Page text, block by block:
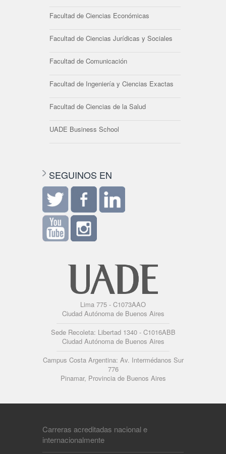
Facultad de Ciencias Económicas
Facultad de Ciencias Jurídicas y Sociales
Facultad de Comunicación
Facultad de Ingeniería y Ciencias Exactas
Facultad de Ciencias de la Salud
UADE Business School
SEGUINOS EN
Lima 775 - C1073AAO
Ciudad Autónoma de Buenos Aires
Sede Recoleta: Libertad 1340 - C1016ABB
Ciudad Autónoma de Buenos Aires
Campus Costa Argentina: Av. Intermédanos Sur
776
Pinamar, Provincia de Buenos Aires
Carreras acreditadas nacional e
internacionalmente